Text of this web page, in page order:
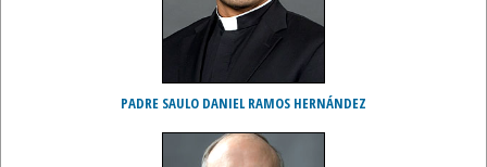
PADRE SAULO DANIEL RAMOS HERNÁNDEZ